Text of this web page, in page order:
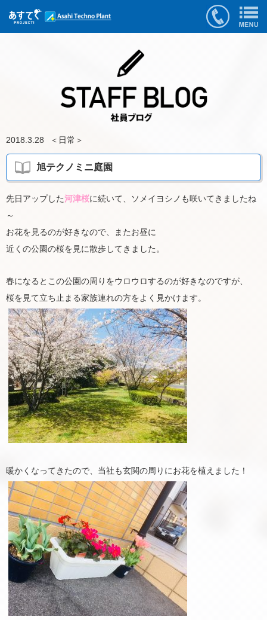
2018.3.28 ＜ 日常 ＞
旭テクノミニ庭園
先日アップした河津桜に続いて、ソメイヨシノも咲いてきましたね
～
お花を見るのが好きなので、またお昼に
近くの公園の桜を見に散歩してきました。
春になるとこの公園の周りをウロウロするのが好きなのですが、
桜を見て立ち止まる家族連れの方をよく見かけます。
暖かくなってきたので、当社も玄関の周りにお花を植えました！